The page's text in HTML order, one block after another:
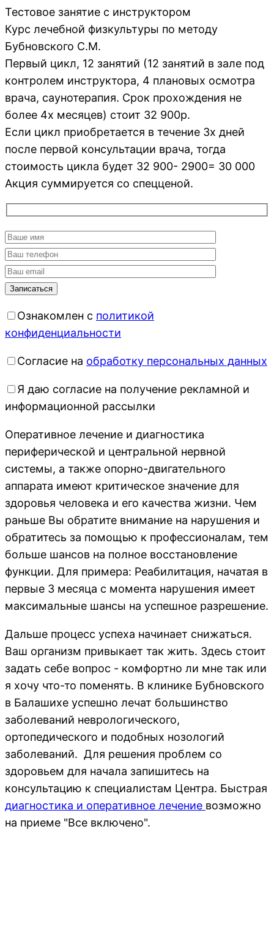
Тестовое занятие с инструктором
Курс лечебной физкультуры по методу
Бубновского С.М.
Первый цикл, 12 занятий (12 занятий в зале под
контролем инструктора, 4 плановых осмотра
врача, саунотерапия. Срок прохождения не
более 4х месяцев) стоит 32 900р.
Если цикл приобретается в течение 3х дней
после первой консультации врача, тогда
стоимость цикла будет 32 900- 2900= 30 000
Акция суммируется со спецценой.
Ознакомлен с политикой
конфиденциальности
Согласие на обработку персональных данных
Я даю согласие на получение рекламной и
информационной рассылки
Оперативное лечение и диагностика
периферической и центральной нервной
системы, а также опорно-двигательного
аппарата имеют критическое значение для
здоровья человека и его качества жизни. Чем
раньше Вы обратите внимание на нарушения и
обратитесь за помощью к профессионалам, тем
больше шансов на полное восстановление
функции. Для примера: Реабилитация, начатая в
первые 3 месяца с момента нарушения имеет
максимальные шансы на успешное разрешение.
Дальше процесс успеха начинает снижаться.
Ваш организм привыкает так жить. Здесь стоит
задать себе вопрос - комфортно ли мне так или
я хочу что-то поменять. В клинике Бубновского
в Балашихе успешно лечат большинство
заболеваний неврологического,
ортопедического и подобных нозологий
заболеваний. Для решения проблем со
здоровьем для начала запишитесь на
консультацию к специалистам Центра. Быстрая
диагностика и оперативное лечение возможно
на приеме "Все включено".